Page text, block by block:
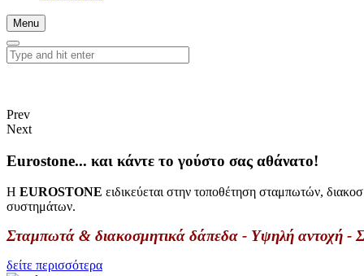
Menu
Prev
Next
Eurostone... και κάντε το γούστο σας αθάνατο!
Η EUROSTONE ειδικεύεται στην τοποθέτηση σταμπωτών,
συστημάτων.
Σταμπωτά & διακοσμητικά δάπεδα - Υψηλή αντοχή -
δείτε περισσότερα